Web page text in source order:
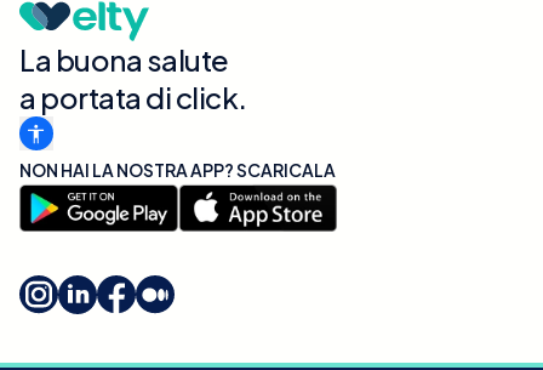
La buona salute
a portata di click.
NON HAI LA NOSTRA APP? SCARICALA